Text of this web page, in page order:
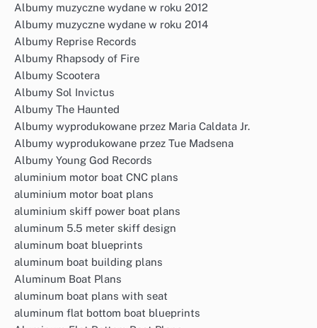
Albumy muzyczne wydane w roku 2012
Albumy muzyczne wydane w roku 2014
Albumy Reprise Records
Albumy Rhapsody of Fire
Albumy Scootera
Albumy Sol Invictus
Albumy The Haunted
Albumy wyprodukowane przez Maria Caldata Jr.
Albumy wyprodukowane przez Tue Madsena
Albumy Young God Records
aluminium motor boat CNC plans
aluminium motor boat plans
aluminium skiff power boat plans
aluminum 5.5 meter skiff design
aluminum boat blueprints
aluminum boat building plans
Aluminum Boat Plans
aluminum boat plans with seat
aluminum flat bottom boat blueprints